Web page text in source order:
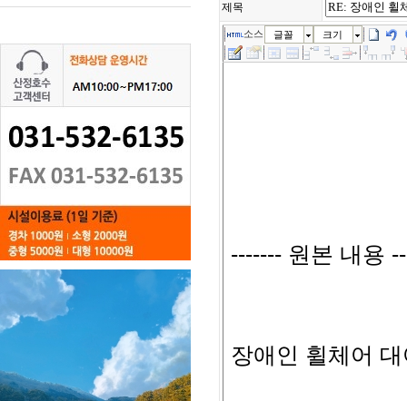
제목
소스 글꼴 크기